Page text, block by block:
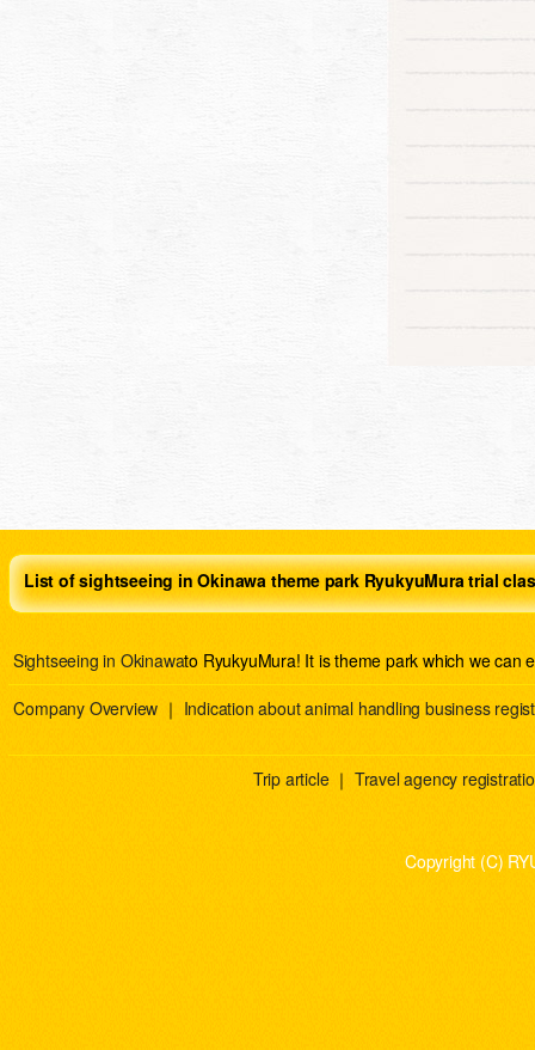
List of sightseeing in Okinawa theme park RyukyuMura trial
Sightseeing in Okinawato RyukyuMura! It is theme park which we can
Company Overview ｜ Indication about animal handling business
Trip article ｜ Travel agency
Copyright (C)